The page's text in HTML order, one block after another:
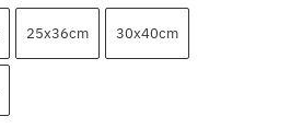
25x36cm 30x40cm